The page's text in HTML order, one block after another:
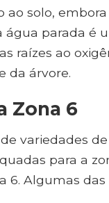
ao solo,
parada é
raízes ao
da árvore.
Zona 6
variedades
para a
6. Algumas